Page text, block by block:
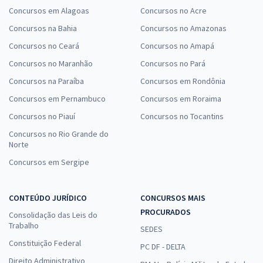
Concursos em Alagoas
Concursos na Bahia
Concursos no Ceará
Concursos no Maranhão
Concursos na Paraíba
Concursos em Pernambuco
Concursos no Piauí
Concursos no Rio Grande do
Norte
Concursos em Sergipe
Concursos no Acre
Concursos no Amazonas
Concursos no Amapá
Concursos no Pará
Concursos em Rondônia
Concursos em Roraima
Concursos no Tocantins
CONTEÚDO JURÍDICO
Consolidação das Leis do
Trabalho
Constituição Federal
Direito Administrativo
CONCURSOS MAIS
PROCURADOS
SEDES
PC DF - DELTA